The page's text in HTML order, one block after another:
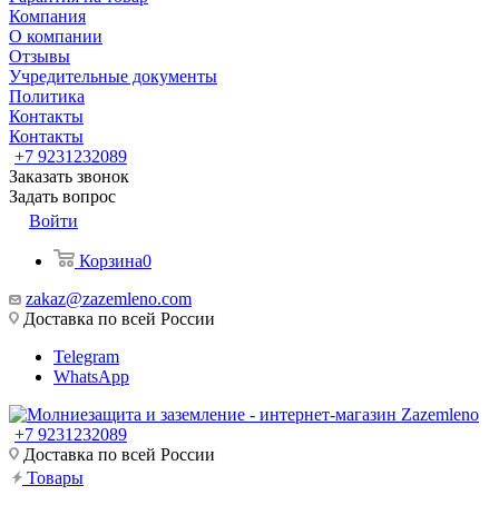
Компания
О компании
Отзывы
Учредительные документы
Политика
Контакты
Контакты
+7 9231232089
Заказать звонок
Задать вопрос
Войти
Корзина0
zakaz@zazemleno.com
Доставка по всей России
Telegram
WhatsApp
+7 9231232089
Доставка по всей России
Товары